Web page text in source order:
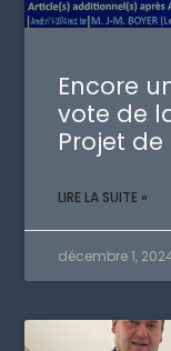
Encore
vote de
Projet de
LIRE LA SUITE »
décembre 1,